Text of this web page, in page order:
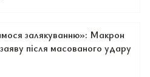
залякуванню»: Макрон
після масованого удару